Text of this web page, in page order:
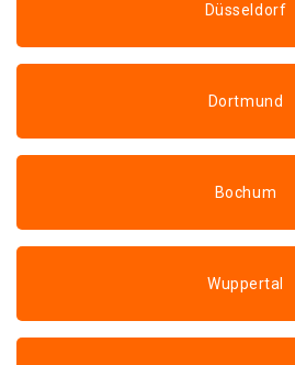
Düsseldorf
Dortmund
Bochum
Wuppertal